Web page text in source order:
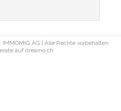
AG | Alle Rechte vorbehalten
auf dreamo.ch